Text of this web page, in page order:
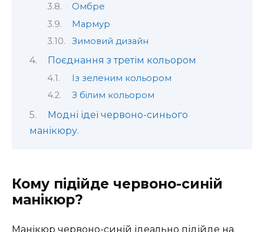
Омбре
Мармур
Зимовий дизайн
Поєднання з третім кольором
Із зеленим кольором
З білим кольором
Модні ідеї червоно-синього
манікюру.
Кому підійде червоно-синій
манікюр?
Манікюр червоно-синій ідеально підійде на